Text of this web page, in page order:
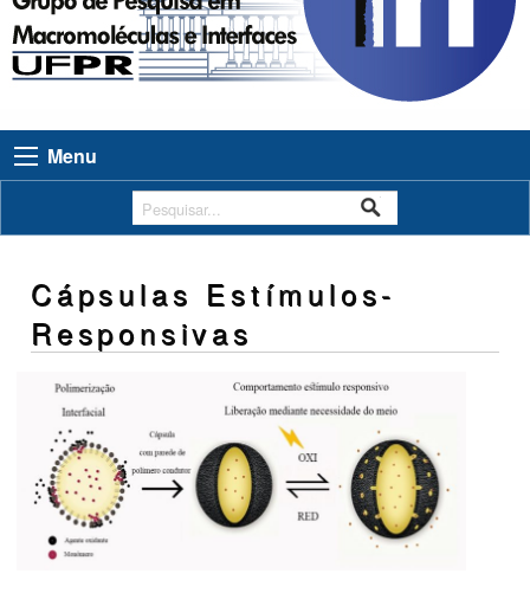
Menu
Cápsulas Estímulos-
Responsivas